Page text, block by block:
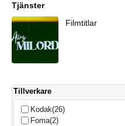
Tjänster
Filmtitlar
Tillverkare
Kodak(26)
Foma(2)